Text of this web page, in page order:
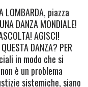
LOMBARDA, piazza
DANZA MONDIALE!
AGISCI!
DANZA? PER
in modo che si
è un problema
sistemiche, siano